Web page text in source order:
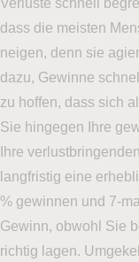
Verluste schnell
dass die meisten
neigen, denn sie
dazu, Gewinne
zu hoffen, dass sich
Sie hingegen Ihre
Ihre
langfristig eine
% gewinnen und 7-
Gewinn, obwohl Sie
richtig lagen.